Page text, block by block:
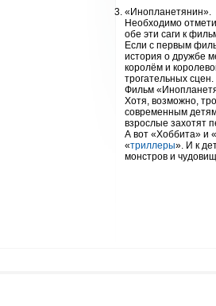
«Инопланетянин».
Необходимо
обе эти саги к
Если с первым
история о дружбе
королём и
трогательных сцен.
Фильм
Хотя, возможно,
современным
взрослые захотят
А вот «Хоббита» и
«триллеры». И к
монстров и